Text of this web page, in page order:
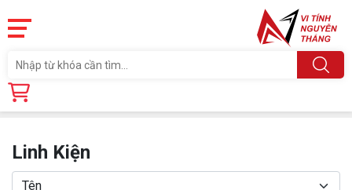
Trang chủ
Linh Kiện